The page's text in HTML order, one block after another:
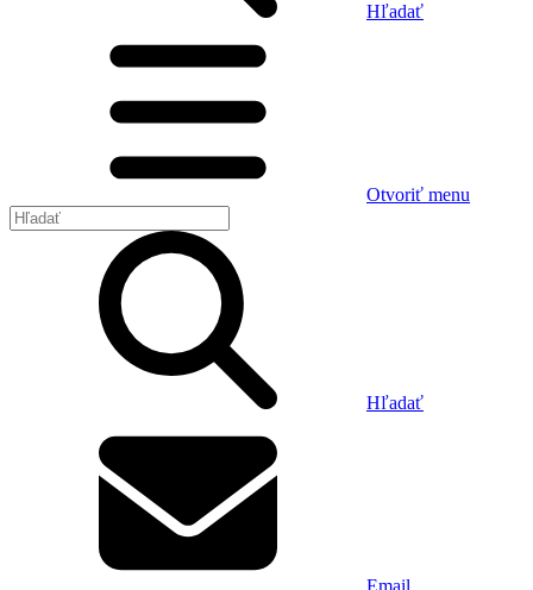
Hľadať
Otvoriť menu
Hľadať
Email